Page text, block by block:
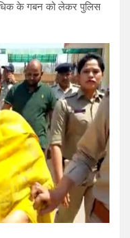
के गबन को लेकर पुलिस